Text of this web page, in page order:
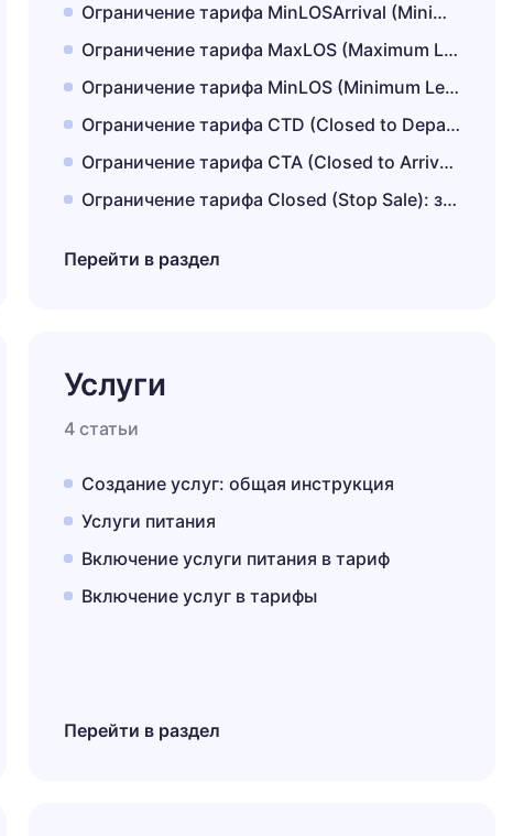
Ограничение тарифа MinLOSArrival (Minimum Length of Stay Arrival): минимальный срок проживания при заезде в дату
Ограничение тарифа MaxLOS (Maximum Length of Stay): максимальный срок проживания
Ограничение тарифа MinLOS (Minimum Length of Stay): минимальный срок проживания
Ограничение тарифа CTD (Closed to Departure): запрет выезда
Ограничение тарифа CTA (Closed to Arrival): запрет заезда
Ограничение тарифа Closed (Stop Sale): закрытие продаж
Перейти в раздел
Услуги
4 статьи
Создание услуг: общая инструкция
Услуги питания
Включение услуги питания в тариф
Включение услуг в тарифы
Перейти в раздел